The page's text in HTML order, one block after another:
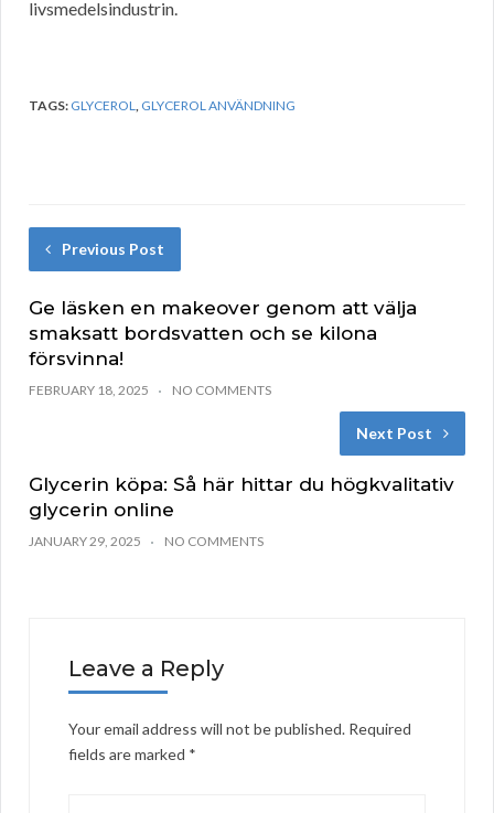
livsmedelsindustrin.
TAGS: GLYCEROL, GLYCEROL ANVÄNDNING
Previous Post
Ge läsken en makeover genom att välja
smaksatt bordsvatten och se kilona
försvinna!
FEBRUARY 18, 2025 NO COMMENTS
Next Post
Glycerin köpa: Så här hittar du högkvalitativ
glycerin online
JANUARY 29, 2025 NO COMMENTS
Leave a Reply
Your email address will not be published. Required
fields are marked *